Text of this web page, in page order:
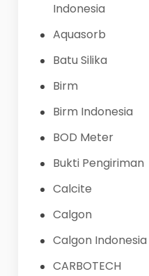
Indonesia
Aquasorb
Batu Silika
Birm
Birm Indonesia
BOD Meter
Bukti Pengiriman
Calcite
Calgon
Calgon Indonesia
CARBOTECH